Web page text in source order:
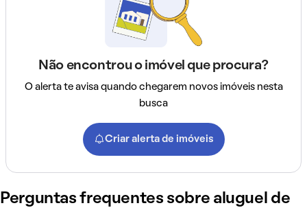
Não encontrou o imóvel que procura?
O alerta te avisa quando chegarem novos imóveis nesta
busca
Criar alerta de imóveis
Perguntas frequentes sobre aluguel de